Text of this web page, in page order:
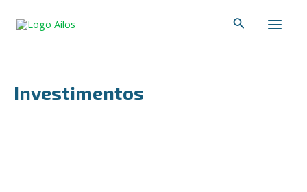
para
Pesquisar
Investimentos
de